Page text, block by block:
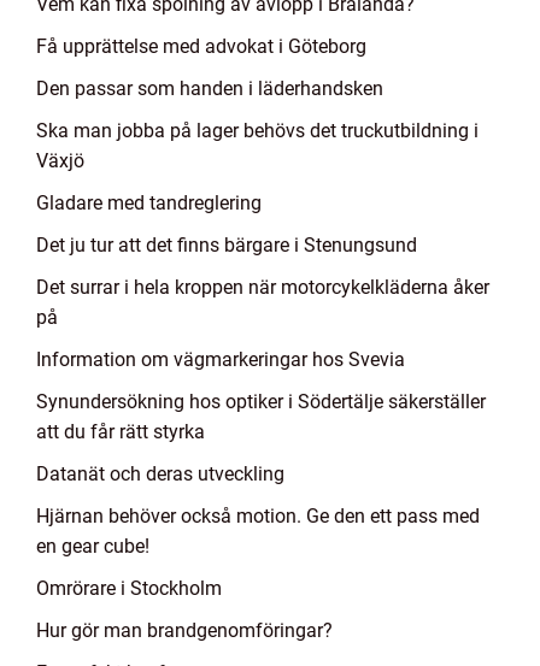
Få upprättelse med advokat i Göteborg
Den passar som handen i läderhandsken
Ska man jobba på lager behövs det truckutbildning i
Växjö
Gladare med tandreglering
Det ju tur att det finns bärgare i Stenungsund
Det surrar i hela kroppen när motorcykelkläderna åker
på
Information om vägmarkeringar hos Svevia
Synundersökning hos optiker i Södertälje säkerställer
att du får rätt styrka
Datanät och deras utveckling
Hjärnan behöver också motion. Ge den ett pass med
en gear cube!
Omrörare i Stockholm
Hur gör man brandgenomföringar?